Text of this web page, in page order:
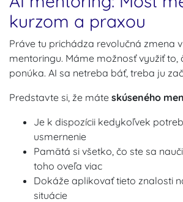
kurzom a praxou
Práve tu prichádza revolučná zmena
mentoringu. Máme možnosť využiť
ponúka. AI sa netreba báť, treba ju
Predstavte si, že máte skúseného
Je k dispozícii kedykoľvek
usmernenie
Pamätá si všetko, čo ste sa
toho oveľa viac
Dokáže aplikovať tieto znalosti
situácie